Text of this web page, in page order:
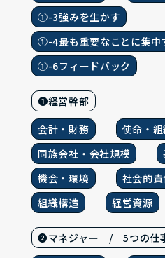
①-3強みを生かす
①-4最も重要なことに集中
①-6フィードバック
❶経営幹部
会計・財務
使命・
同族会社・会社規模
機会・環境
社会的責
組織構造
経営資源
❷マネジャー / 5つの仕